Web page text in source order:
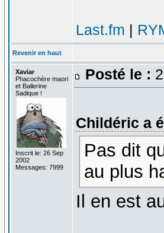
Last.fm |
Revenir en haut
Xaviar
Phacochère maori
et Ballerine
Sadique !
Inscrit le: 26 Sep
2002
Messages: 7999
Posté le :
Childéric a
Pas dit
au plus
Il en est